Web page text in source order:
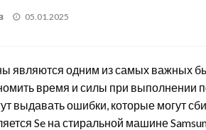
Posted
05.01.2025
являются одним из самых важных
время и силы при выполнении
выдавать ошибки, которые могут
Se на стиральной машине